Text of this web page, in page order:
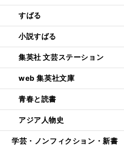
すばる
小説すばる
集英社 文芸ステーション
web 集英社文庫
青春と読書
アジア人物史
学芸・ノンフィクション・新書